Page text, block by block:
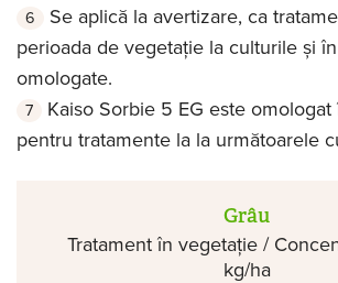
Se aplică la avertizare, ca
perioada de vegetaţie la culturile și
omologate.
Kaiso Sorbie 5 EG este omologat
pentru tratamente la la următoarele
Grâu
Tratament în vegetație /
kg/ha